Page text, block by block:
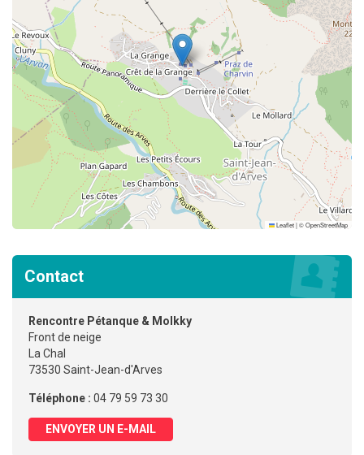
Leaflet|©OpenStreetMap
Contact
Rencontre Pétanque & Molkky
Front de neige
La Chal
73530 Saint-Jean-d'Arves
Téléphone : 04 79 59 73 30
ENVOYER UN E-MAIL